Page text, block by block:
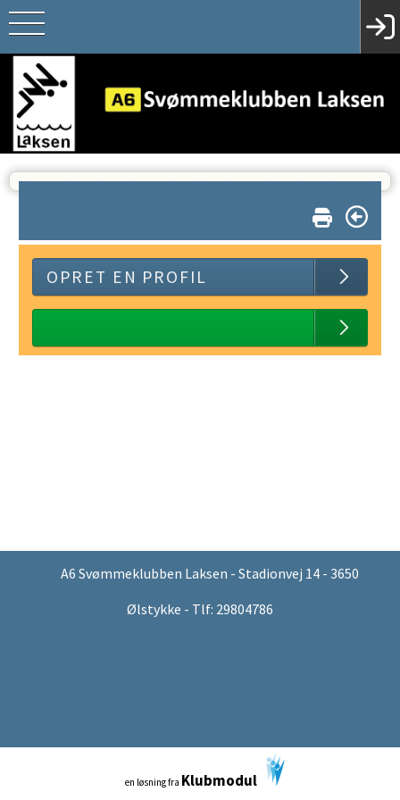
OPRET EN PROFIL
A6 Svømmeklubben Laksen - Stadionvej 14 - 3650
Ølstykke - Tlf: 29804786
en løsning fra Klubmodul